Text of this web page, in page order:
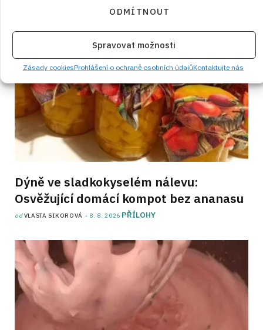
ODMÍTNOUT
Spravovat možnosti
Zásady cookiesProhlášení o ochraně osobních údajůKontaktujte nás
Dýně ve sladkokyselém nálevu:
Osvěžující domácí kompot bez ananasu
odVLASTA SIKOROVÁ 8. 8. 2026 PŘÍLOHY